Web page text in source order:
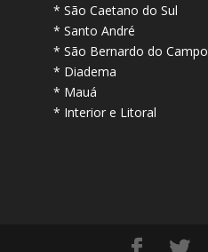
* São Caetano do Sul
* Santo André
* São Bernardo do Campo
* Diadema
* Mauá
* Interior e Litoral